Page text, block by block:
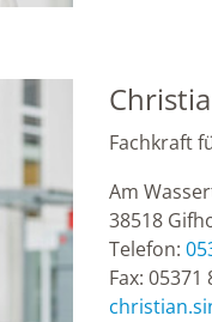
Fachkraft
Am
38518
Telefon:
Fax: 05371